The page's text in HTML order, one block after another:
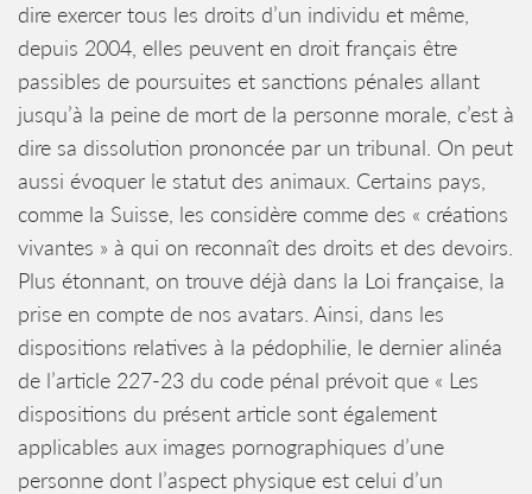
dire exercer tous les droits d’un individu et même,
depuis 2004, elles peuvent en droit français être
passibles de poursuites et sanctions pénales allant
jusqu’à la peine de mort de la personne morale, c’est à
dire sa dissolution prononcée par un tribunal. On peut
aussi évoquer le statut des animaux. Certains pays,
comme la Suisse, les considère comme des « créations
vivantes » à qui on reconnaît des droits et des devoirs.
Plus étonnant, on trouve déjà dans la Loi française, la
prise en compte de nos avatars. Ainsi, dans les
dispositions relatives à la pédophilie, le dernier alinéa
de l’article 227-23 du code pénal prévoit que « Les
dispositions du présent article sont également
applicables aux images pornographiques d’une
personne dont l’aspect physique est celui d’un